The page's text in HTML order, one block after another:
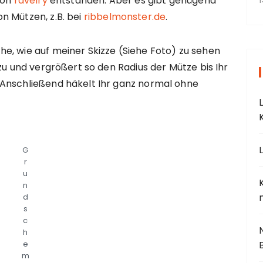
Mützen, z.B. bei ribbelmonster.de.
wie auf meiner Skizze (Siehe Foto) zu sehen
und vergrößert so den Radius der Mütze bis Ihr
häkelt Ihr ganz normal ohne
G
r
u
n
d
s
c
h
e
m